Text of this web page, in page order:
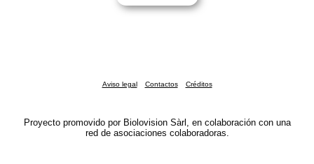
Aviso legal Contactos Créditos
Proyecto promovido por Biolovision Sàrl, en colaboración con una
red de asociaciones colaboradoras.